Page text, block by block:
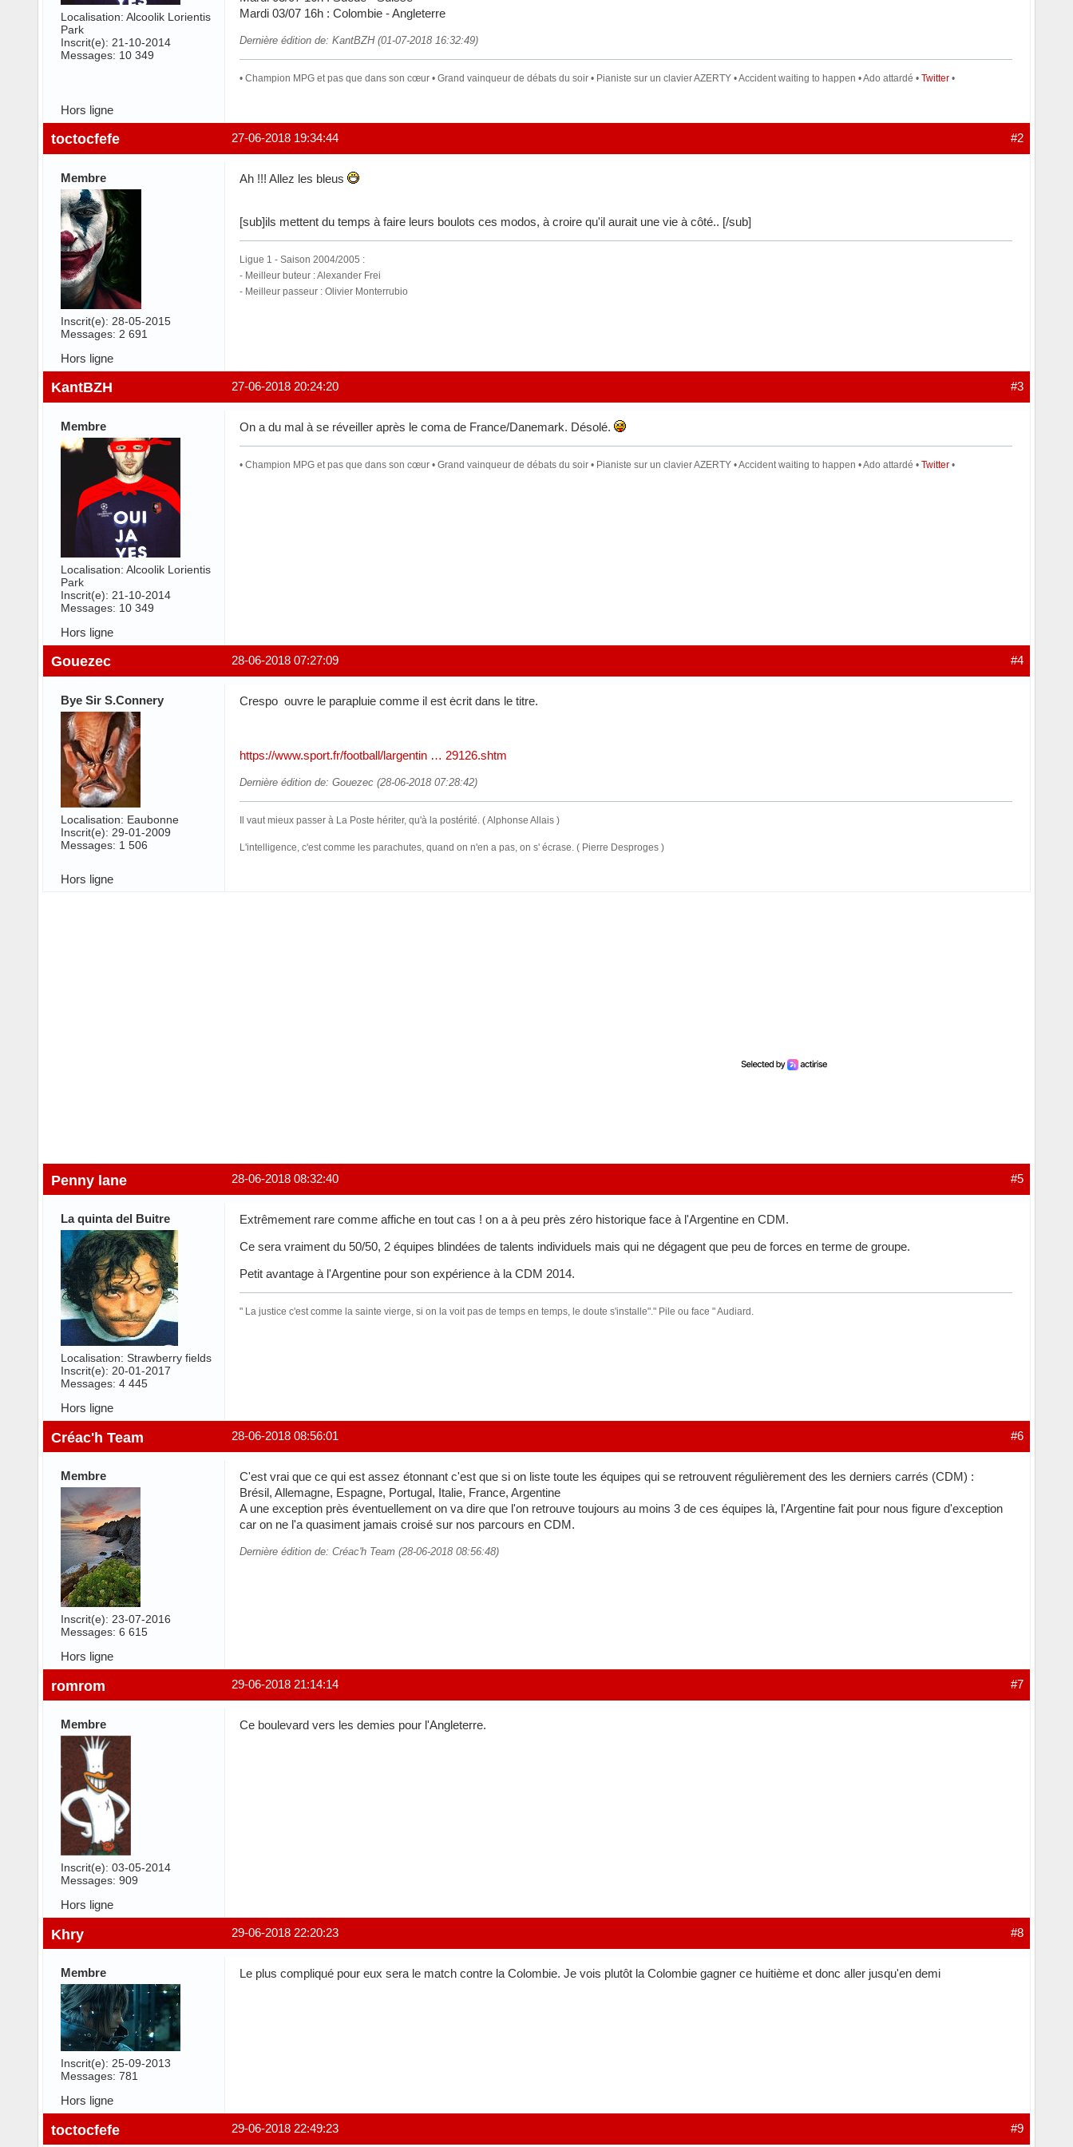
Localisation: Alcoolik Lorientis
Park
Inscrit(e): 21-10-2014
Messages: 10 349
Mardi 03/07 16h : Colombie - Angleterre
Dernière édition de: KantBZH (01-07-2018 16:32:49)
• Champion MPG et pas que dans son cœur • Grand vainqueur de débats du soir • Pianiste sur un clavier AZERTY • Accident waiting to happen • Ado attardé •Twitter •
Hors ligne
#2
27-06-2018 19:34:44
toctocfefe
Membre
Inscrit(e): 28-05-2015
Messages: 2 691
Ah !!! Allez les bleus
[sub]ils mettent du temps à faire leurs boulots ces modos, à croire qu'il aurait une vie à côté.. [/sub]
Ligue 1 - Saison 2004/2005 :
- Meilleur buteur : Alexander Frei
- Meilleur passeur : Olivier Monterrubio
Hors ligne
#3
27-06-2018 20:24:20
KantBZH
Membre
Localisation: Alcoolik Lorientis
Park
Inscrit(e): 21-10-2014
Messages: 10 349
On a du mal à se réveiller après le coma de France/Danemark. Désolé.
• Champion MPG et pas que dans son cœur • Grand vainqueur de débats du soir • Pianiste sur un clavier AZERTY • Accident waiting to happen • Ado attardé •Twitter •
Hors ligne
#4
28-06-2018 07:27:09
Gouezec
Bye Sir S.Connery
Localisation: Eaubonne
Inscrit(e): 29-01-2009
Messages: 1 506
Crespo ouvre le parapluie comme il est ėcrit dans le titre.
https://www.sport.fr/football/largentin … 29126.shtm
Dernière édition de: Gouezec (28-06-2018 07:28:42)
Il vaut mieux passer à La Poste hériter, qu'à la postérité. ( Alphonse Allais )
L'intelligence, c'est comme les parachutes, quand on n'en a pas, on s' écrase. ( Pierre Desproges )
Hors ligne
#5
28-06-2018 08:32:40
Penny lane
La quinta del Buitre
Localisation: Strawberry fields
Inscrit(e): 20-01-2017
Messages: 4 445
Extrêmement rare comme affiche en tout cas ! on a à peu près zéro historique face à l'Argentine en CDM.
Ce sera vraiment du 50/50, 2 équipes blindées de talents individuels mais qui ne dégagent que peu de forces en terme de groupe.
Petit avantage à l'Argentine pour son expérience à la CDM 2014.
" La justice c'est comme la sainte vierge, si on la voit pas de temps en temps, le doute s'installe"." Pile ou face " Audiard.
Hors ligne
#6
28-06-2018 08:56:01
Créac'h Team
Membre
Inscrit(e): 23-07-2016
Messages: 6 615
C'est vrai que ce qui est assez étonnant c'est que si on liste toute les équipes qui se retrouvent régulièrement des les derniers carrés (CDM) :
Brésil, Allemagne, Espagne, Portugal, Italie, France, Argentine
A une exception près éventuellement on va dire que l'on retrouve toujours au moins 3 de ces équipes là, l'Argentine fait pour nous figure d'exception
car on ne l'a quasiment jamais croisé sur nos parcours en CDM.
Dernière édition de: Créac'h Team (28-06-2018 08:56:48)
Hors ligne
#7
29-06-2018 21:14:14
romrom
Membre
Inscrit(e): 03-05-2014
Messages: 909
Ce boulevard vers les demies pour l'Angleterre.
Hors ligne
#8
29-06-2018 22:20:23
Khry
Membre
Inscrit(e): 25-09-2013
Messages: 781
Le plus compliqué pour eux sera le match contre la Colombie. Je vois plutôt la Colombie gagner ce huitième et donc aller jusqu'en demi
Hors ligne
#9
29-06-2018 22:49:23
toctocfefe